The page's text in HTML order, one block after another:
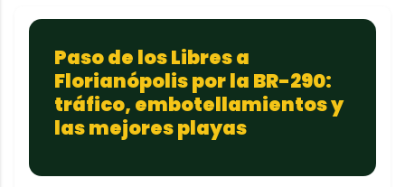
Paso de los Libres a
Florianópolis por la BR-290:
tráfico, embotellamientos y
las mejores playas